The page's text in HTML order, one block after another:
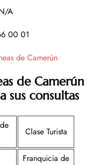
A
00 01
de Camerún
de Camerún
sus consultas
Clase Turista
Franquicia de